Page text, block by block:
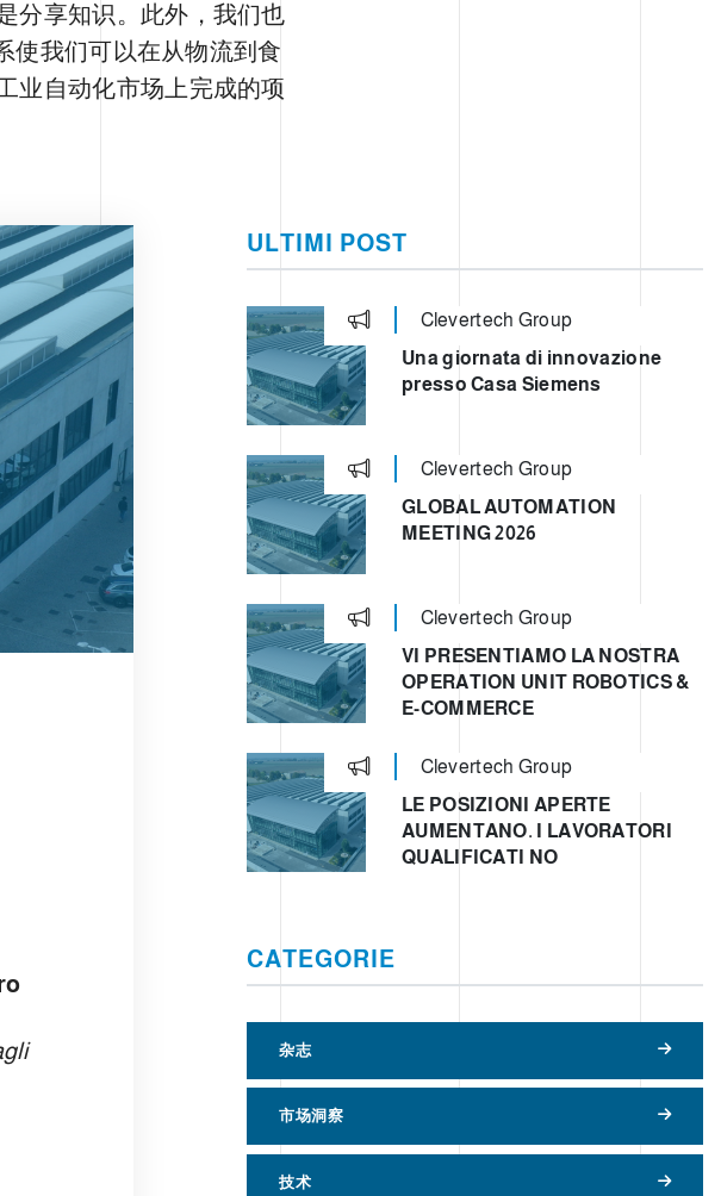
分享知识。此外，我们也
使我们可以在从物流到食
业自动化市场上完成的项
ULTIMI POST
Clevertech Group
Una giornata di innovazione
presso Casa Siemens
Clevertech Group
GLOBAL AUTOMATION
MEETING 2026
Clevertech Group
VI PRESENTIAMO LA NOSTRA
OPERATION UNIT ROBOTICS &
E-COMMERCE
Clevertech Group
LE POSIZIONI APERTE
AUMENTANO. I LAVORATORI
QUALIFICATI NO
CATEGORIE
杂志
市场洞察
技术